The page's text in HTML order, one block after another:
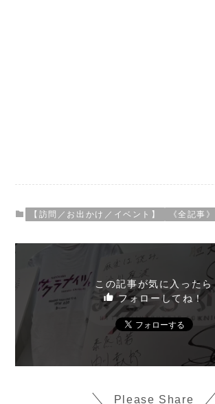
【訪問／お出かけ／イベント】 《全記事》
この記事が気に入ったら
フォローしてね！
Please Share